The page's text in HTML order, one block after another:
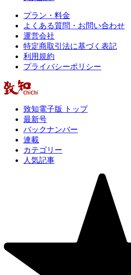
プラン・料金
よくある質問・お問い合わせ
運営会社
特定商取引法に基づく表記
利用規約
プライバシーポリシー
致知電子版 トップ
最新号
バックナンバー
連載
カテゴリー
人気記事